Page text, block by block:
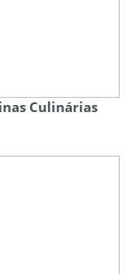
Culinárias